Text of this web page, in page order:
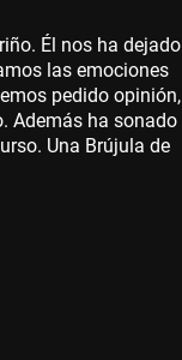
Él nos ha dejado
las emociones
pedido opinión,
Además ha sonado
Una Brújula de